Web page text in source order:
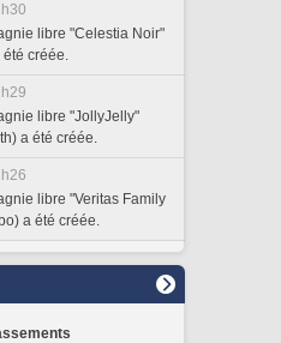
libre "Celestia Noir"
été créée.
libre "JollyJelly"
a été créée.
libre "Veritas Family
a été créée.